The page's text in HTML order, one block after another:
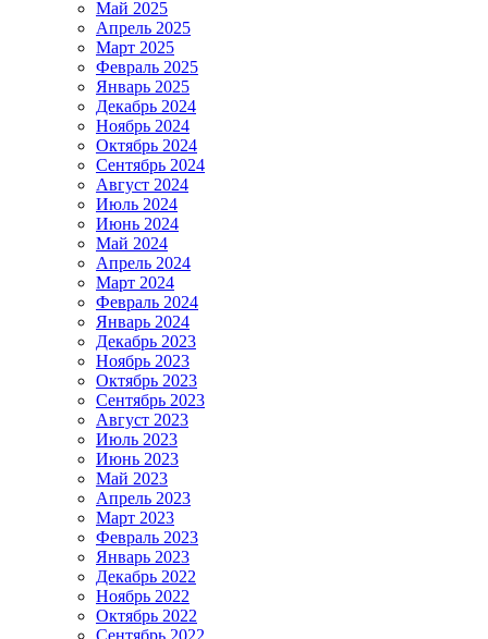
Май 2025
Апрель 2025
Март 2025
Февраль 2025
Январь 2025
Декабрь 2024
Ноябрь 2024
Октябрь 2024
Сентябрь 2024
Август 2024
Июль 2024
Июнь 2024
Май 2024
Апрель 2024
Март 2024
Февраль 2024
Январь 2024
Декабрь 2023
Ноябрь 2023
Октябрь 2023
Сентябрь 2023
Август 2023
Июль 2023
Июнь 2023
Май 2023
Апрель 2023
Март 2023
Февраль 2023
Январь 2023
Декабрь 2022
Ноябрь 2022
Октябрь 2022
Сентябрь 2022